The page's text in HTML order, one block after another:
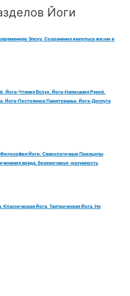
Йоги
Эпоху. Сохранения импульса жизни и
Йога-Чтения Вслух. Йога-Написания Рукой.
Йога-Постоянное Памятованье. Йога-Диспута
Йоги. Сверхлогичные Принципы
вреда. Брахмочарья -разумность
Йога. Тантрическая Йога. Не